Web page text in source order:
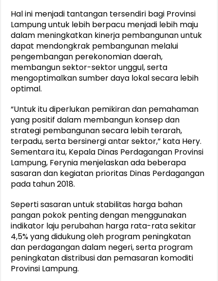
Hal ini menjadi tantangan tersendiri bagi Provinsi
Lampung untuk lebih berpacu menjadi lebih maju
dalam meningkatkan kinerja pembangunan untuk
dapat mendongkrak pembangunan melalui
pengembangan perekonomian daerah,
membangun sektor-sektor unggul, serta
mengoptimalkan sumber daya lokal secara lebih
optimal.
“Untuk itu diperlukan pemikiran dan pemahaman
yang positif dalam membangun konsep dan
strategi pembangunan secara lebih terarah,
terpadu, serta bersinergi antar sektor,” kata Hery.
Sementara itu, Kepala Dinas Perdagangan Provinsi
Lampung, Ferynia menjelaskan ada beberapa
sasaran dan kegiatan prioritas Dinas Perdagangan
pada tahun 2018.
Seperti sasaran untuk stabilitas harga bahan
pangan pokok penting dengan menggunakan
indikator laju perubahan harga rata-rata sekitar
4,5% yang didukung oleh program peningkatan
dan perdagangan dalam negeri, serta program
peningkatan distribusi dan pemasaran komoditi
Provinsi Lampung.